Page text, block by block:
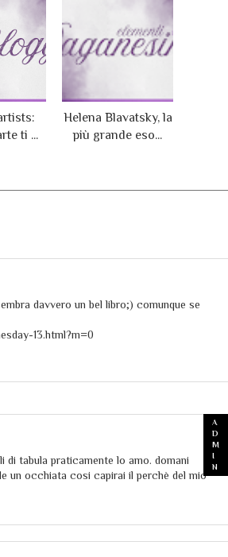
ti ...
Helena Blavatsky, la
più grande eso...
davvero un bel libro;) comunque se
13.html?m=0
di tabula praticamente lo amo. domani
un occhiata cosi capirai il perchè del mio